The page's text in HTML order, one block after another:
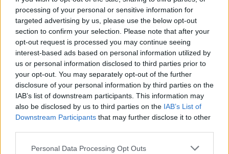
processing of your personal or sensitive information for
targeted advertising by us, please use the below opt-out
section to confirm your selection. Please note that after your
opt-out request is processed you may continue seeing
interest-based ads based on personal information utilized by
us or personal information disclosed to third parties prior to
your opt-out. You may separately opt-out of the further
disclosure of your personal information by third parties on the
IAB’s list of downstream participants. This information may
also be disclosed by us to third parties on the IAB’s List of
Downstream Participants that may further disclose it to other
Personal Data Processing Opt Outs